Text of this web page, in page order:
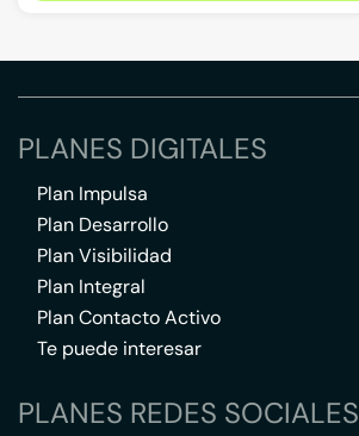
PLANES DIGITALES
Plan Impulsa
Plan Desarrollo
Plan Visibilidad
Plan Integral
Plan Contacto Activo
Te puede interesar
PLANES REDES SOCIALES